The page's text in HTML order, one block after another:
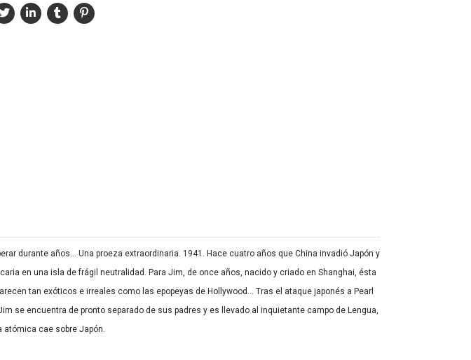
durante años… Una proeza extraordinaria. 1941. Hace cuatro años que China invadió Japón y
en una isla de frágil neutralidad. Para Jim, de once años, nacido y criado en Shanghai, ésta
tan exóticos e irreales como las epopeyas de Hollywood… Tras el ataque japonés a Pearl
se encuentra de pronto separado de sus padres y es llevado al inquietante campo de Lengua,
atómica cae sobre Japón.